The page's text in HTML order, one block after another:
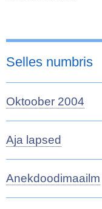
Selles numbris
Oktoober 2004
Aja lapsed
Anekdoodimaailm